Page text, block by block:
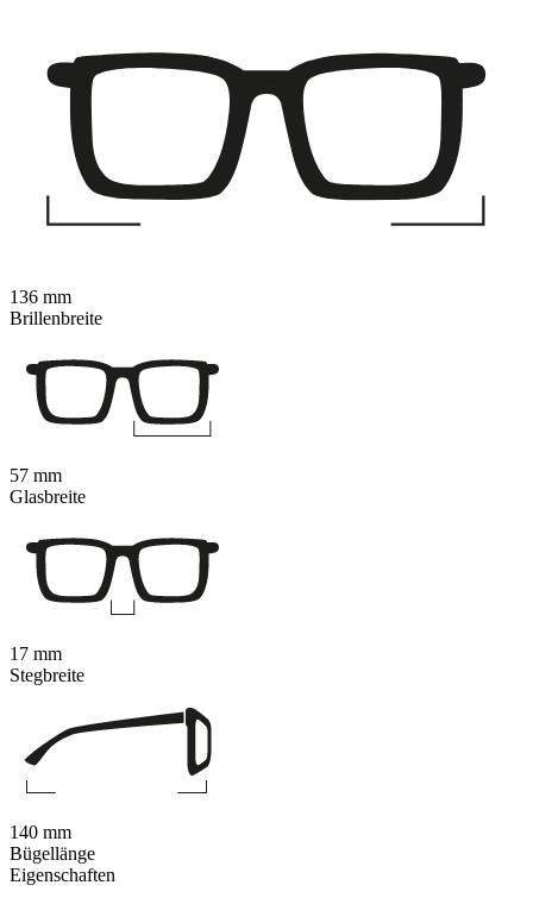
Eigenschaften
136 mm
Brillenbreite
57 mm
Glasbreite
17 mm
Stegbreite
140 mm
Bügellänge